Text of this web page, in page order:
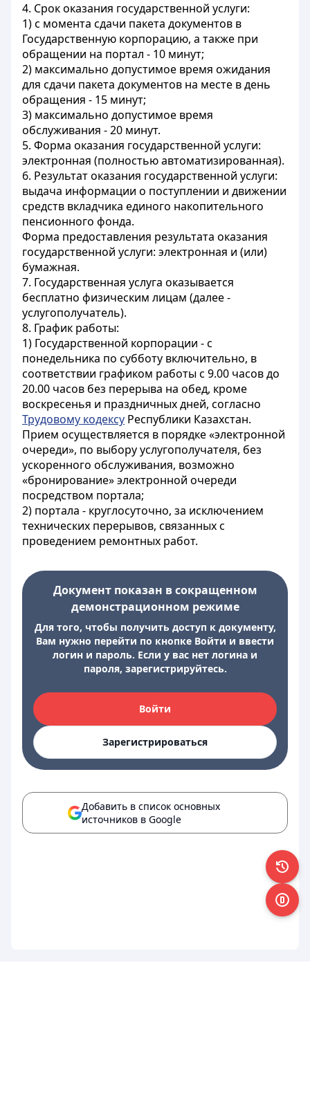
4. Срок оказания государственной услуги:
1) с момента сдачи пакета документов в
Государственную корпорацию, а также при
обращении на портал - 10 минут;
2) максимально допустимое время ожидания
для сдачи пакета документов на месте в день
обращения - 15 минут;
3) максимально допустимое время
обслуживания - 20 минут.
5. Форма оказания государственной услуги:
электронная (полностью автоматизированная).
6. Результат оказания государственной услуги:
выдача информации о поступлении и движении
средств вкладчика единого накопительного
пенсионного фонда.
Форма предоставления результата оказания
государственной услуги: электронная и (или)
бумажная.
7. Государственная услуга оказывается
бесплатно физическим лицам (далее -
услугополучатель).
8. График работы:
1) Государственной корпорации - с
понедельника по субботу включительно, в
соответствии графиком работы с 9.00 часов до
20.00 часов без перерыва на обед, кроме
воскресенья и праздничных дней, согласно
Трудовому кодексу Республики Казахстан.
Прием осуществляется в порядке «электронной
очереди», по выбору услугополучателя, без
ускоренного обслуживания, возможно
«бронирование» электронной очереди
посредством портала;
2) портала - круглосуточно, за исключением
технических перерывов, связанных с
проведением ремонтных работ.
Документ показан в сокращенном
демонстрационном режиме
Для того, чтобы получить доступ к документу,
Вам нужно перейти по кнопке Войти и ввести
логин и пароль. Если у вас нет логина и
пароля, зарегистрируйтесь.
Войти
Зарегистрироваться
Добавить в список основных
источников в Google